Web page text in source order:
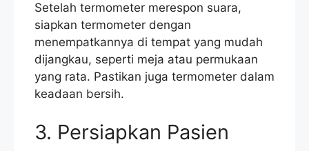
Setelah termometer merespon suara,
siapkan termometer dengan
menempatkannya di tempat yang mudah
dijangkau, seperti meja atau permukaan
yang rata. Pastikan juga termometer dalam
keadaan bersih.
3. Persiapkan Pasien